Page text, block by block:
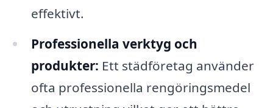
effektivt.
Professionella verktyg och
produkter: Ett städföretag använder
ofta professionella rengöringsmedel